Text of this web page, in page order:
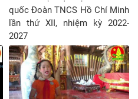
quốc Đoàn TNCS Hồ Chí Minh
lần thứ XII, nhiệm kỳ 2022-
2027